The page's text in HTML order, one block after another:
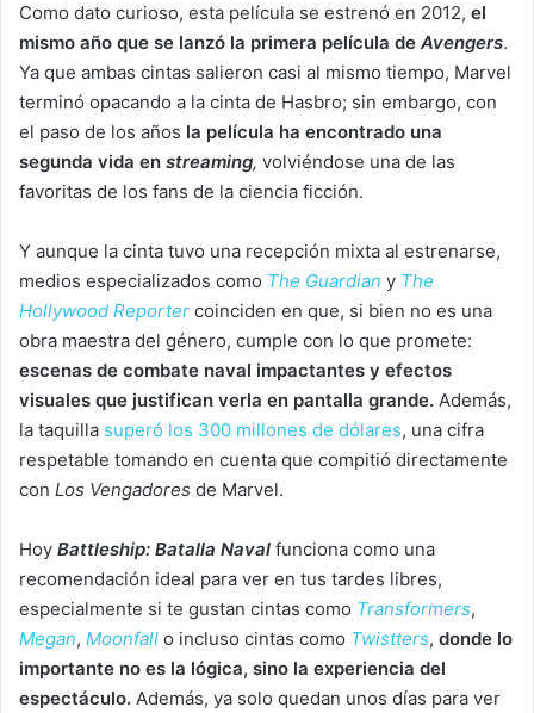
Como dato curioso, esta película se estrenó en 2012, el
mismo año que se lanzó la primera película de Avengers.
Ya que ambas cintas salieron casi al mismo tiempo, Marvel
terminó opacando a la cinta de Hasbro; sin embargo, con
el paso de los años la película ha encontrado una
segunda vida en streaming, volviéndose una de las
favoritas de los fans de la ciencia ficción.
Y aunque la cinta tuvo una recepción mixta al estrenarse,
medios especializados como The Guardian y The
Hollywood Reporter coinciden en que, si bien no es una
obra maestra del género, cumple con lo que promete:
escenas de combate naval impactantes y efectos
visuales que justifican verla en pantalla grande. Además,
la taquilla superó los 300 millones de dólares, una cifra
respetable tomando en cuenta que compitió directamente
con Los Vengadores de Marvel.
Hoy Battleship: Batalla Naval funciona como una
recomendación ideal para ver en tus tardes libres,
especialmente si te gustan cintas como Transformers,
Megan, Moonfall o incluso cintas como Twistters, donde lo
importante no es la lógica, sino la experiencia del
espectáculo. Además, ya solo quedan unos días para ver